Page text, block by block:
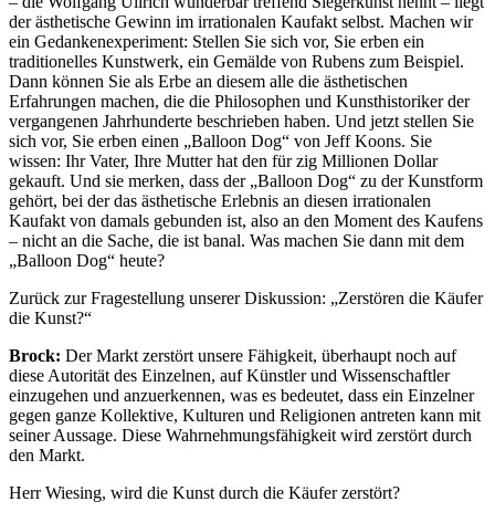
der ästhetische Gewinn im irrationalen Kaufakt selbst. Machen wir
ein Gedankenexperiment: Stellen Sie sich vor, Sie erben ein
traditionelles Kunstwerk, ein Gemälde von Rubens zum Beispiel.
Dann können Sie als Erbe an diesem alle die ästhetischen
Erfahrungen machen, die die Philosophen und Kunsthistoriker der
vergangenen Jahrhunderte beschrieben haben. Und jetzt stellen Sie
sich vor, Sie erben einen „Balloon Dog“ von Jeff Koons. Sie
wissen: Ihr Vater, Ihre Mutter hat den für zig Millionen Dollar
gekauft. Und sie merken, dass der „Balloon Dog“ zu der Kunstform
gehört, bei der das ästhetische Erlebnis an diesen irrationalen
Kaufakt von damals gebunden ist, also an den Moment des Kaufens
– nicht an die Sache, die ist banal. Was machen Sie dann mit dem
„Balloon Dog“ heute?
Zurück zur Fragestellung unserer Diskussion: „Zerstören die Käufer
die Kunst?“
Brock: Der Markt zerstört unsere Fähigkeit, überhaupt noch auf
diese Autorität des Einzelnen, auf Künstler und Wissenschaftler
einzugehen und anzuerkennen, was es bedeutet, dass ein Einzelner
gegen ganze Kollektive, Kulturen und Religionen antreten kann mit
seiner Aussage. Diese Wahrnehmungsfähigkeit wird zerstört durch
den Markt.
Herr Wiesing, wird die Kunst durch die Käufer zerstört?